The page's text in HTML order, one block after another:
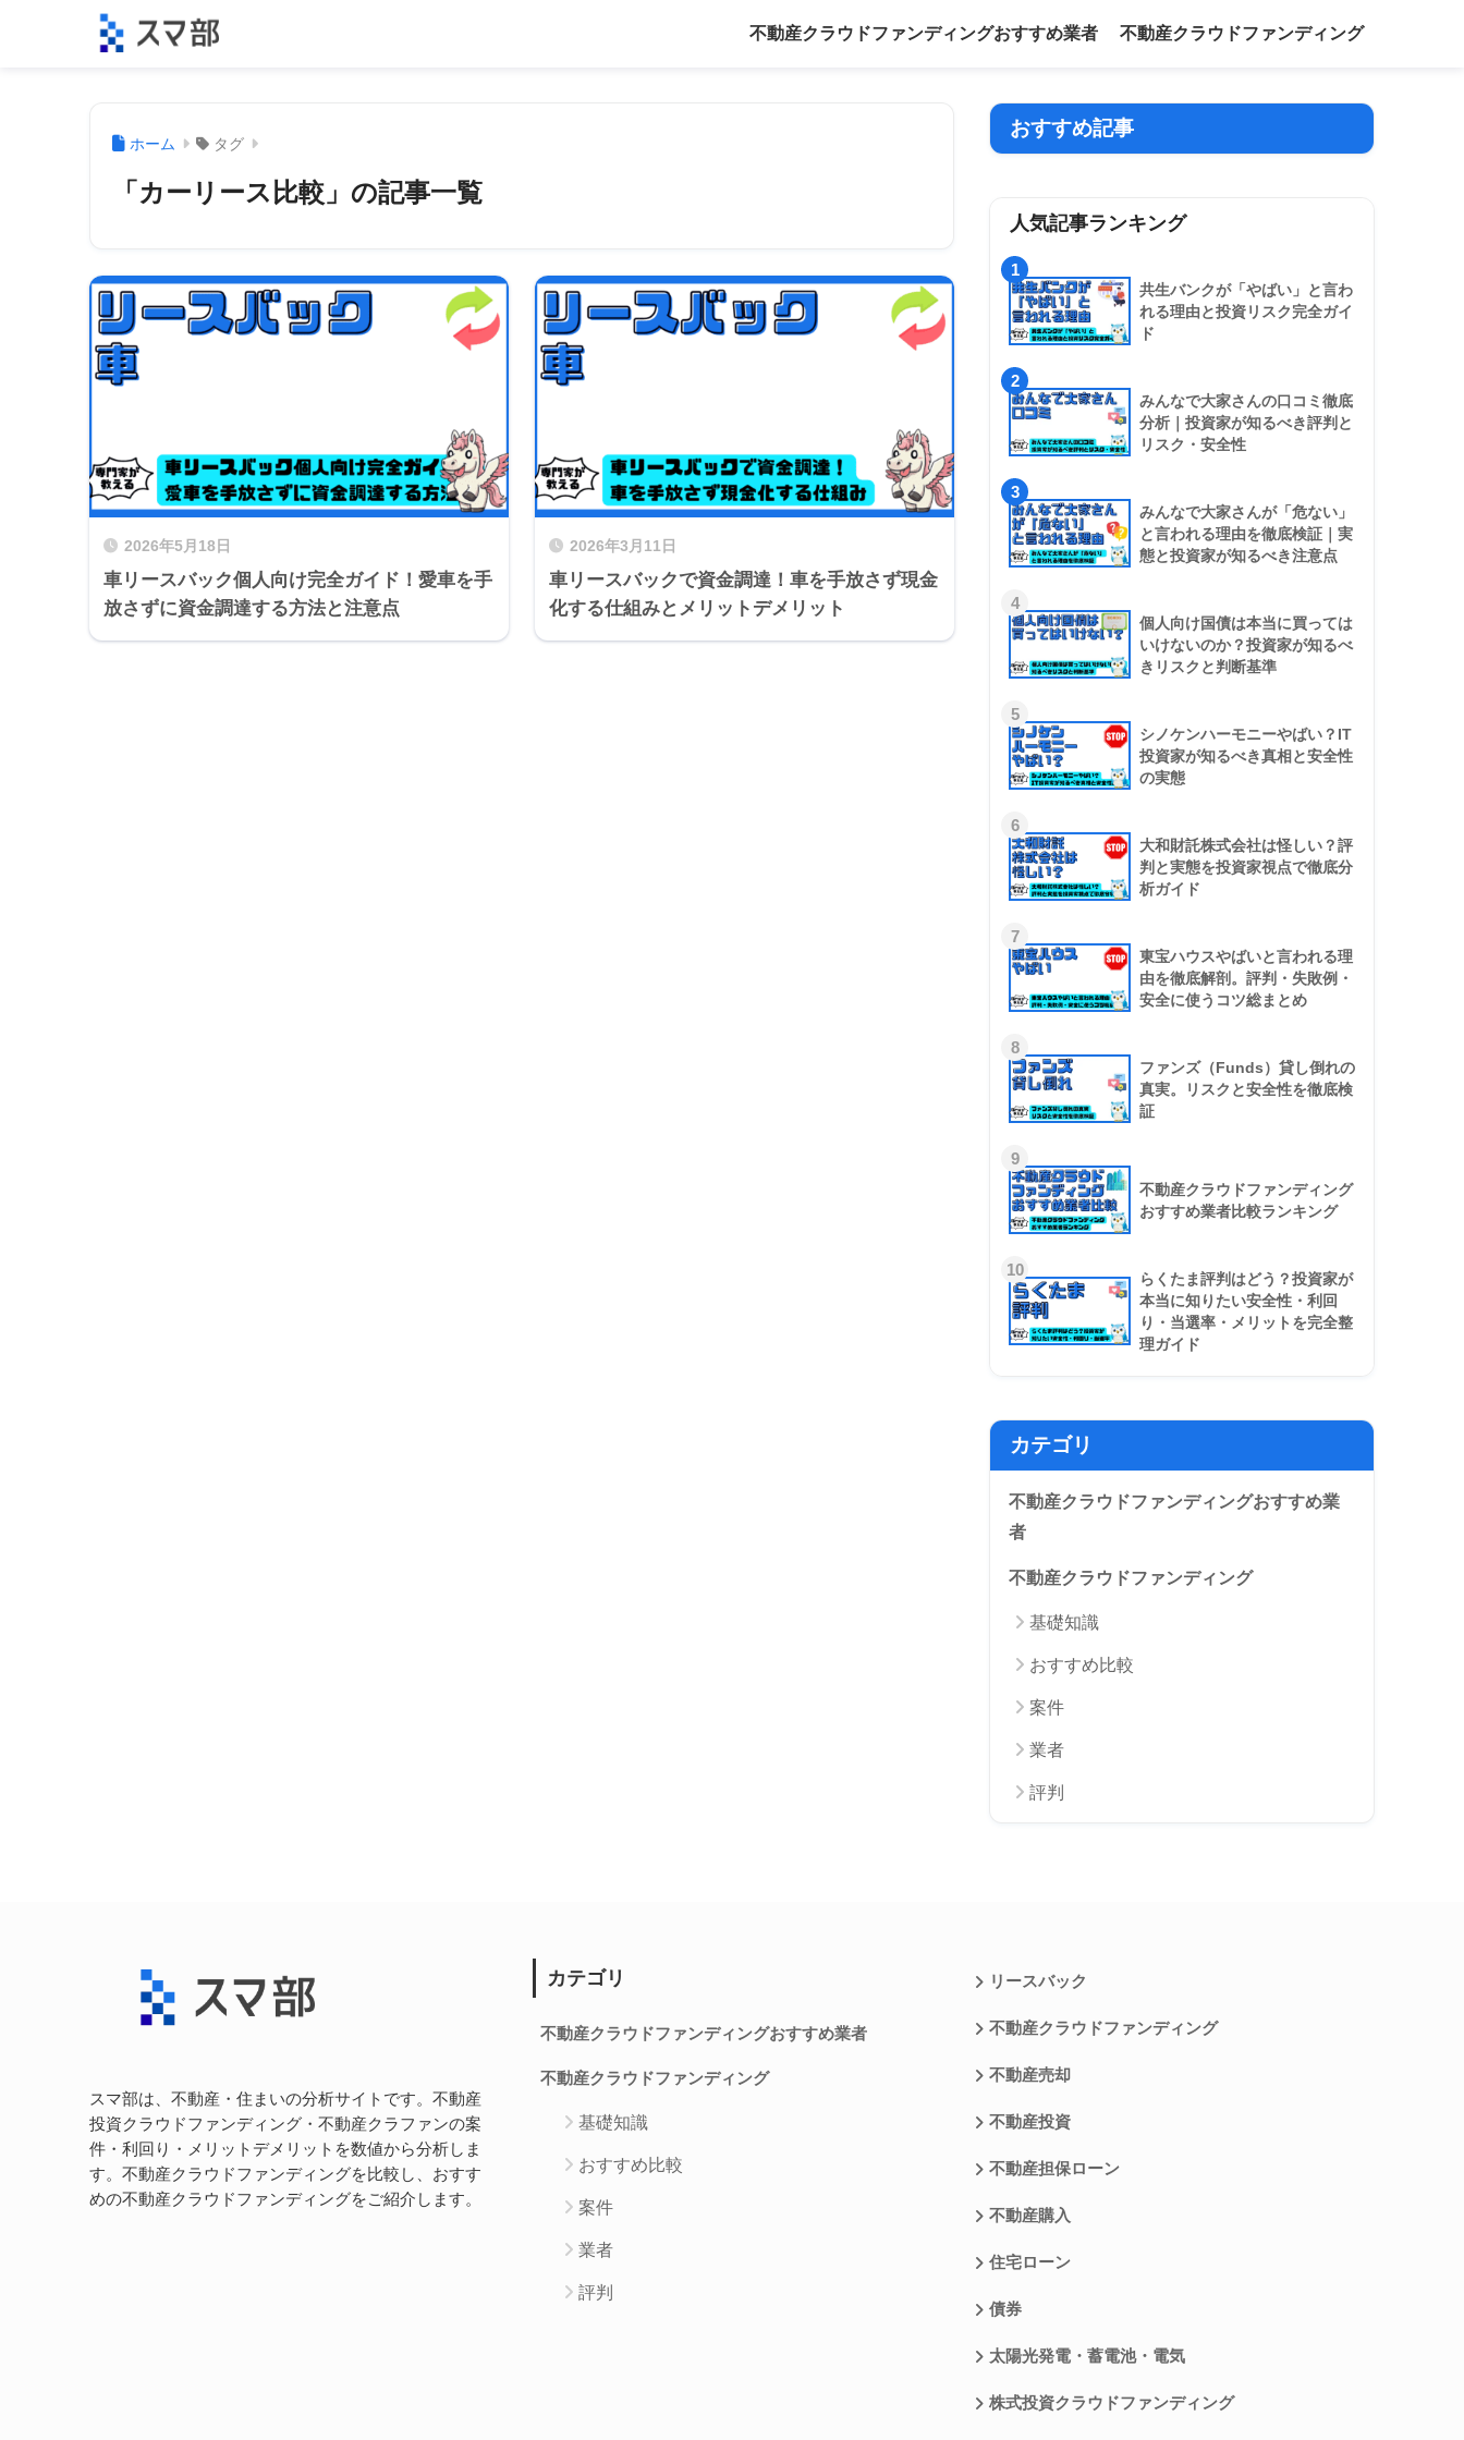
不動産クラウドファンディングおすすめ業者 不動産クラウドファンディング
ホーム タグ
「カーリース比較」の記事一覧
2026年5月18日
車リースバック個人向け完全ガイド！愛車を手
放さずに資金調達する方法と注意点
2026年3月11日
車リースバックで資金調達！車を手放さず現金
化する仕組みとメリットデメリット
おすすめ記事
人気記事ランキング
1
共生バンクが「やばい」と言わ
れる理由と投資リスク完全ガイ
ド
2
みんなで大家さんの口コミ徹底
分析｜投資家が知るべき評判と
リスク・安全性
3
みんなで大家さんが「危ない」
と言われる理由を徹底検証｜実
態と投資家が知るべき注意点
4
個人向け国債は本当に買っては
いけないのか？投資家が知るべ
きリスクと判断基準
5
シノケンハーモニーやばい？IT
投資家が知るべき真相と安全性
の実態
6
大和財託株式会社は怪しい？評
判と実態を投資家視点で徹底分
析ガイド
7
東宝ハウスやばいと言われる理
由を徹底解剖。評判・失敗例・
安全に使うコツ総まとめ
8
ファンズ（Funds）貸し倒れの
真実。リスクと安全性を徹底検
証
9
不動産クラウドファンディング
おすすめ業者比較ランキング
10
らくたま評判はどう？投資家が
本当に知りたい安全性・利回
り・当選率・メリットを完全整
理ガイド
カテゴリ
不動産クラウドファンディングおすすめ業
者
不動産クラウドファンディング
基礎知識
おすすめ比較
案件
業者
評判
スマ部は、不動産・住まいの分析サイトです。不動産
投資クラウドファンディング・不動産クラファンの案
件・利回り・メリットデメリットを数値から分析しま
す。不動産クラウドファンディングを比較し、おすす
めの不動産クラウドファンディングをご紹介します。
カテゴリ
不動産クラウドファンディングおすすめ業者
不動産クラウドファンディング
基礎知識
おすすめ比較
案件
業者
評判
リースバック
不動産クラウドファンディング
不動産売却
不動産投資
不動産担保ローン
不動産購入
住宅ローン
債券
太陽光発電・蓄電池・電気
株式投資クラウドファンディング